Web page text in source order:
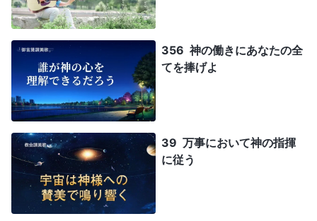
356 神の働きにあなたの全
てを捧げよ
39 万事において神の指揮
に従う